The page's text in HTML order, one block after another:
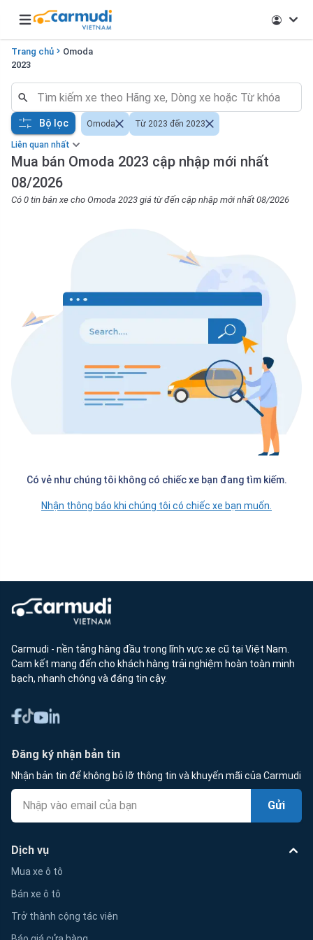
Open main menu
Trang chủ
Omoda
2023
Liên quan nhất
Mua bán Omoda 2023 cập nhập mới nhất
08/2026
Có 0 tin bán xe cho Omoda 2023 giá từ đến cập nhập mới nhất 08/2026
Bộ lọc Omoda Từ 2023 đến 2023
Có vẻ như chúng tôi không có chiếc xe bạn đang tìm kiếm.
Nhận thông báo khi chúng tôi có chiếc xe bạn muốn.
Carmudi - nền tảng hàng đầu trong lĩnh vực xe cũ tại Việt Nam.
Cam kết mang đến cho khách hàng trải nghiệm hoàn toàn minh
bạch, nhanh chóng và đáng tin cậy.
Đăng ký nhận bản tin
Nhận bản tin để không bỏ lỡ thông tin và khuyến mãi của Carmudi
Gửi
Dịch vụ
Mua xe ô tô
Bán xe ô tô
Trở thành cộng tác viên